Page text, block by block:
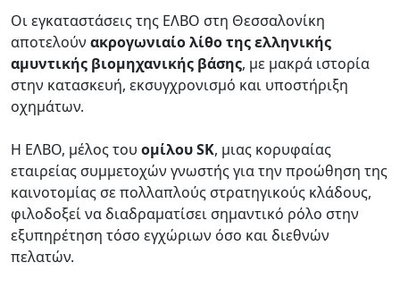
Οι εγκαταστάσεις της ΕΛΒΟ στη Θεσσαλονίκη
αποτελούν ακρογωνιαίο λίθο της ελληνικής
αμυντικής βιομηχανικής βάσης, με μακρά ιστορία
στην κατασκευή, εκσυγχρονισμό και υποστήριξη
οχημάτων.
Η ΕΛΒΟ, μέλος του ομίλου SK, μιας κορυφαίας
εταιρείας συμμετοχών γνωστής για την προώθηση της
καινοτομίας σε πολλαπλούς στρατηγικούς κλάδους,
φιλοδοξεί να διαδραματίσει σημαντικό ρόλο στην
εξυπηρέτηση τόσο εγχώριων όσο και διεθνών
πελατών.